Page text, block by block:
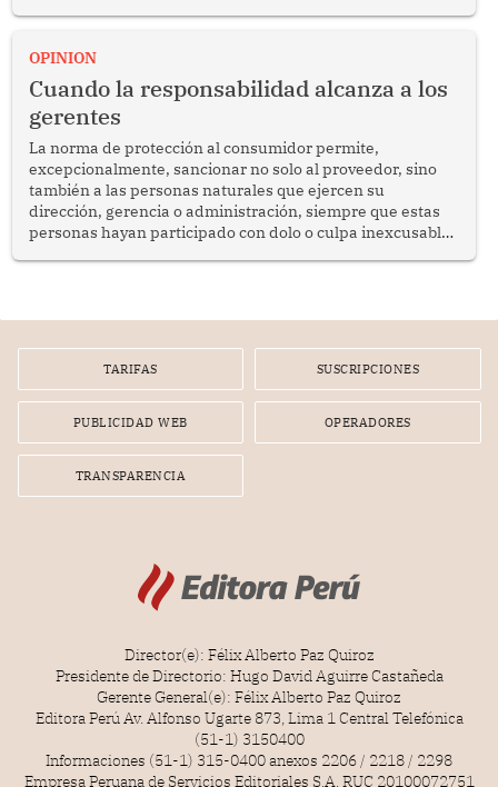
enfrenta desafíos en materia de desarrollo, cohesión
OPINION
Cuando la responsabilidad alcanza a los
gerentes
La norma de protección al consumidor permite,
excepcionalmente, sancionar no solo al proveedor, sino
también a las personas naturales que ejercen su
dirección, gerencia o administración, siempre que estas
personas hayan participado con dolo o culpa inexcusable
por la frustrada realización de un meet and greet con
TARIFAS SUSCRIPCIONES
PUBLICIDAD WEB OPERADORES
TRANSPARENCIA
Director(e): Félix Alberto Paz Quiroz
Presidente de Directorio: Hugo David Aguirre Castañeda
Gerente General(e): Félix Alberto Paz Quiroz
Editora Perú Av. Alfonso Ugarte 873, Lima 1 Central Telefónica
(51-1) 3150400
Informaciones (51-1) 315-0400 anexos 2206 / 2218 / 2298
Empresa Peruana de Servicios Editoriales S.A. RUC 20100072751